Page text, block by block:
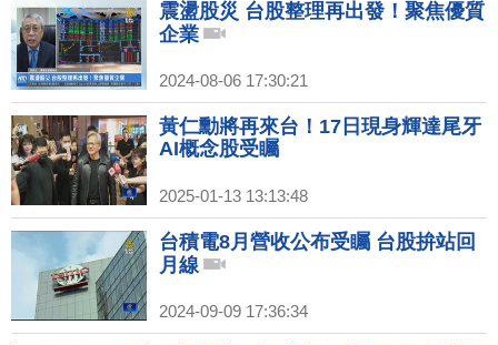
震盪股災 台股整理再出發！聚焦優質
企業
2024-08-06 17:30:21
黃仁勳將再來台！17日現身輝達尾牙
AI概念股受矚
2025-01-13 13:13:48
台積電8月營收公布受矚 台股拚站回
月線
2024-09-09 17:36:34